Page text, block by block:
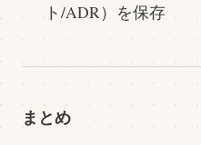
ト/ADR）を保存
まとめ